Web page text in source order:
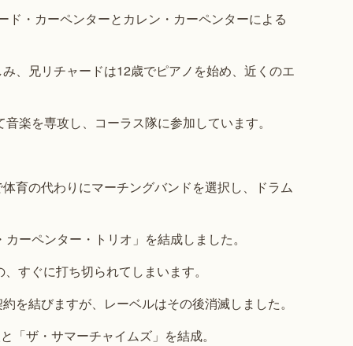
・カーペンターとカレン・カーペンターによる
、兄リチャードは12歳でピアノを始め、近くのエ
楽を専攻し、コーラス隊に参加しています。
育の代わりにマーチングバンドを選択し、ドラム
ーペンター・トリオ」を結成しました。
すぐに打ち切られてしまいます。
を結びますが、レーベルはその後消滅しました。
ザ・サマーチャイムズ」を結成。